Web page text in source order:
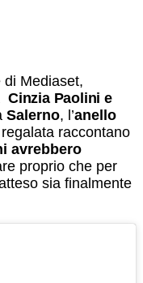
di Mediaset,
Cinzia Paolini e
Salerno, l’anello
raccontano
avrebbero
proprio che per
sia finalmente